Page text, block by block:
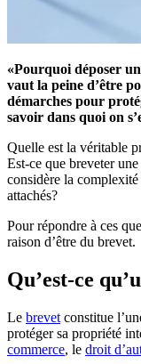
«Pourquoi déposer
vaut la peine d’être
démarches pour
savoir dans quoi on
Quelle est la véritable
Est-ce que breveter
considère la
attachés?
Pour répondre à ces
raison d’être du brevet.
Qu’est-ce
Le brevet constitue
protéger sa propriété
commerce, le droit